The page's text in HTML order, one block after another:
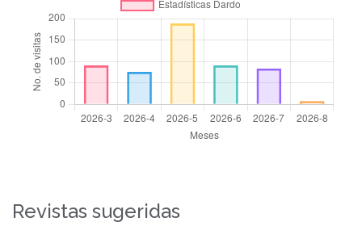
Revistas sugeridas